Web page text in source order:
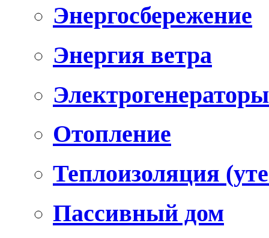
Энергосбережение
Энергия ветра
Электрогенераторы
Отопление
Теплоизоляция
Пассивный дом